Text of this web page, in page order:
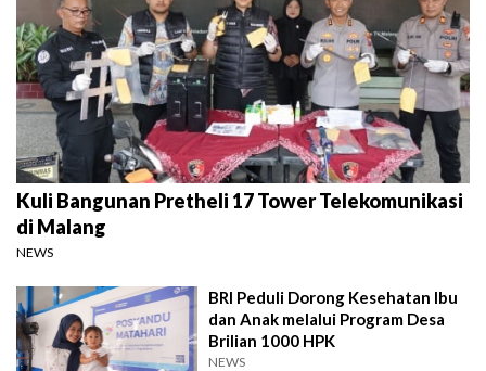
Kuli Bangunan Pretheli 17 Tower Telekomunikasi
di Malang
NEWS
BRI Peduli Dorong Kesehatan Ibu
dan Anak melalui Program Desa
Brilian 1000 HPK
NEWS